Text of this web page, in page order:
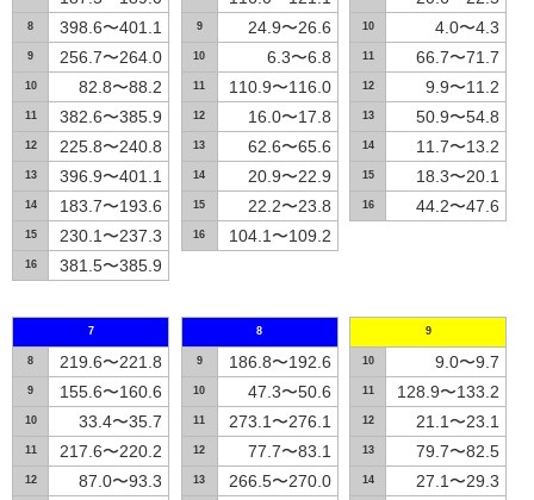
8 398.6〜401.1
9 256.7〜264.0
10 82.8〜88.2
11 382.6〜385.9
12 225.8〜240.8
13 396.9〜401.1
14 183.7〜193.6
15 230.1〜237.3
16 381.5〜385.9
9 24.9〜26.6
10 6.3〜6.8
11 110.9〜116.0
12 16.0〜17.8
13 62.6〜65.6
14 20.9〜22.9
15 22.2〜23.8
16 104.1〜109.2
10 4.0〜4.3
11 66.7〜71.7
12 9.9〜11.2
13 50.9〜54.8
14 11.7〜13.2
15 18.3〜20.1
16 44.2〜47.6
7
8 219.6〜221.8
9 155.6〜160.6
10 33.4〜35.7
11 217.6〜220.2
12 87.0〜93.3
8
9 186.8〜192.6
10 47.3〜50.6
11 273.1〜276.1
12 77.7〜83.1
13 266.5〜270.0
9
10 9.0〜9.7
11 128.9〜133.2
12 21.1〜23.1
13 79.7〜82.5
14 27.1〜29.3